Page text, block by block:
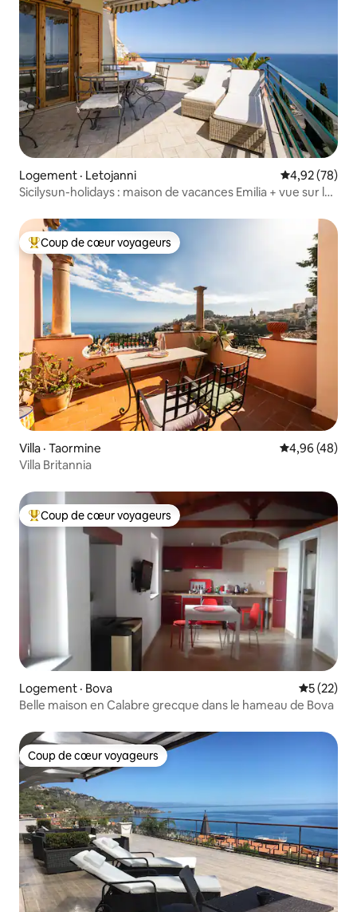
Logement · Letojanni Note
4,92 (78)
Sicilysun-holidays : maison de vacances Emilia + vue sur la
Coup de cœur voyageurs parmi les plus aimés
Coup de cœur voyageurs
Villa · Taormine Note
4,96 (48)
Villa Britannia
Coup de cœur voyageurs parmi les plus aimés
Coup de cœur voyageurs
Logement · Bova Note
5 (22)
Belle maison en Calabre grecque dans le hameau de Bova
Coup de cœur voyageurs
Coup de cœur voyageurs